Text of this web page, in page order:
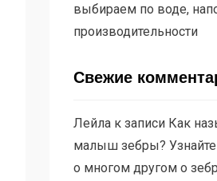
выбираем по воде,
производительности
Свежие
Лейлак записи Как
малыш зебры?
о многом другом о